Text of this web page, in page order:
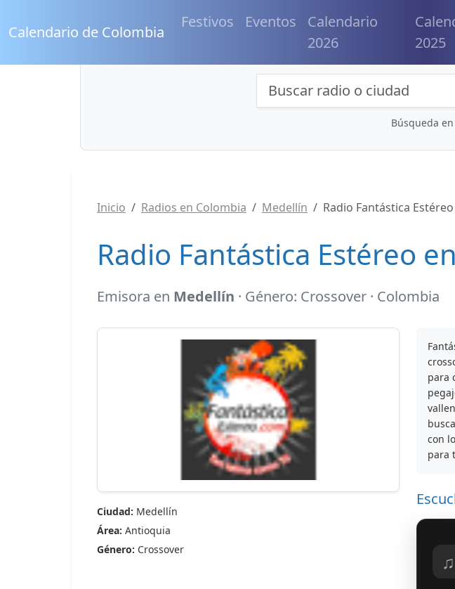
Calendario de Colombia
Festivos Eventos
Calendario
2026
2025
Búsqueda de
Búsqueda en
Inicio Radios en Colombia Medellín Radio Fantástica Estéreo
Radio Fantástica Estéreo
Emisora en Medellín · Género: Crossover · Colombia
Ciudad: Medellín
Área: Antioquia
Género: Crossover
para
con
para
♫